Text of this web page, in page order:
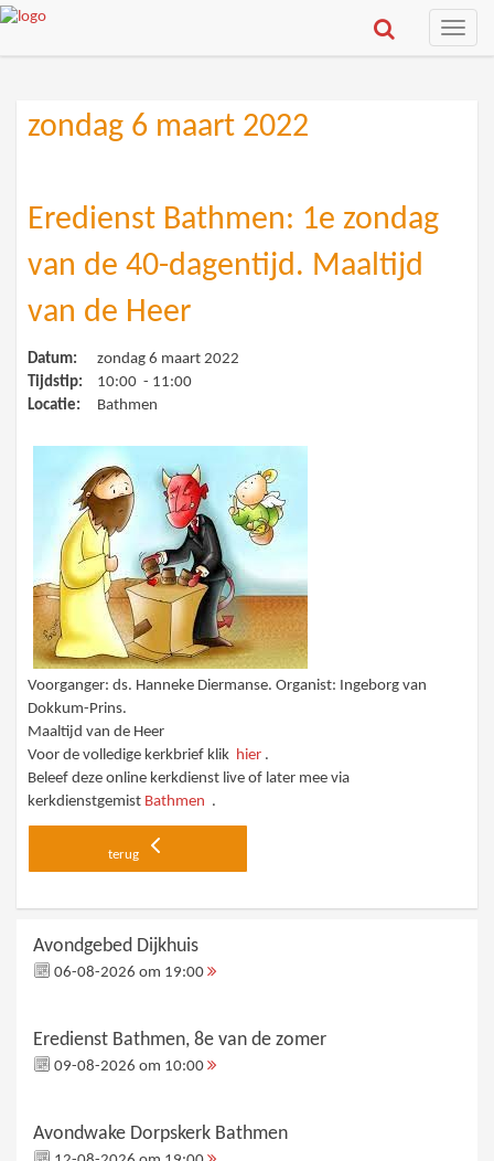
Toggle
zondag 6 maart 2022
Eredienst Bathmen: 1e zondag
van de 40-dagentijd. Maaltijd
van de Heer
Datum:
zondag 6 maart 2022
Tijdstip:
10:00 - 11:00
Locatie:
Bathmen
Voorganger: ds. Hanneke Diermanse. Organist: Ingeborg van
Dokkum-Prins.
Maaltijd van de Heer
Voor de volledige kerkbrief klik hier .
Beleef deze online kerkdienst live of later mee via
kerkdienstgemist Bathmen .
terug
Avondgebed Dijkhuis
06-08-2026 om 19:00
Eredienst Bathmen, 8e van de zomer
09-08-2026 om 10:00
Avondwake Dorpskerk Bathmen